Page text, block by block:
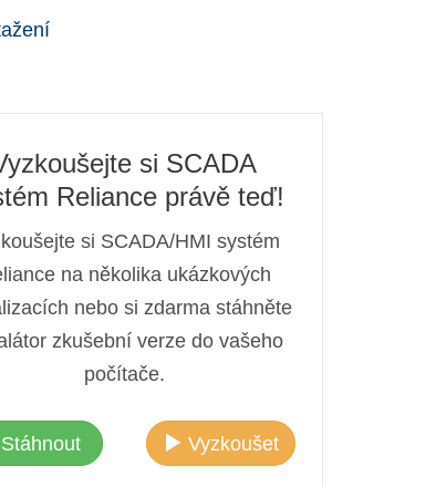
si SCADA
Reliance právě teď!
si SCADA/HMI systém
na několika ukázkových
nebo si zdarma stáhněte
zkušební verze do vašeho
počítače.
Stáhnout Vyzkoušet